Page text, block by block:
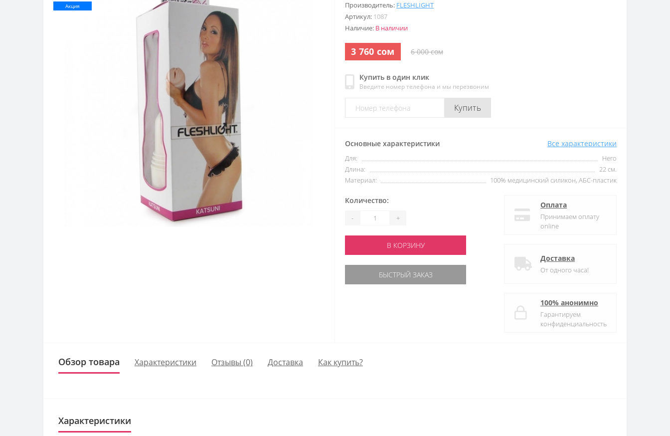
Акция Производитель: FLESHLIGHT
Артикул: 1087
Наличие: В наличии
3 760 сом 6 000 сом
Купить в один клик
Введите номер телефона и мы перезвоним
Купить
Основные характеристики Все характеристики
Для:
Него
Длина:
22 см.
Материал:
100% медицинский силикон, АБС-пластик
Количество:
- +
В КОРЗИНУ
БЫСТРЫЙ ЗАКАЗ
Оплата
Принимаем оплату
online
Доставка
От одного часа!
100% анонимно
Гарантируем
конфиденциальность
Обзор товара Характеристики Отзывы (0) Доставка Как купить?
Характеристики